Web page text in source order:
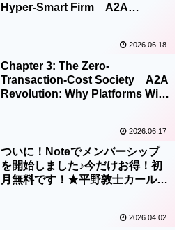
Hyper-Smart Firm A2A
2026.06.18
Chapter 3: The Zero-
Transaction-Cost Society A2A
Revolution: Why Platforms Will
2026.06.17
ついに！Noteでメンバーシップ
を開始しました♪今だけお得！初
月無料です！★平野敦士カールの
2026.04.02